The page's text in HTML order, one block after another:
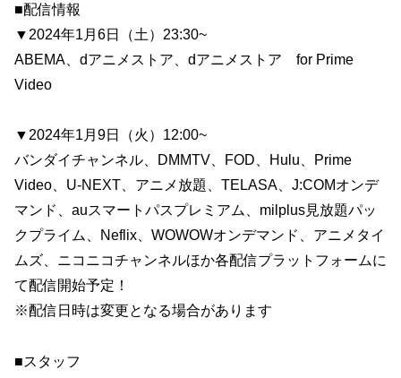
■配信情報
▼2024年1月6日（土）23:30~
ABEMA、dアニメストア、dアニメストア for Prime
Video
▼2024年1月9日（火）12:00~
バンダイチャンネル、DMMTV、FOD、Hulu、Prime
Video、U-NEXT、アニメ放題、TELASA、J:COMオンデ
マンド、auスマートパスプレミアム、milplus見放題パッ
クプライム、Neflix、WOWOWオンデマンド、アニメタイ
ムズ、ニコニコチャンネルほか各配信プラットフォームに
て配信開始予定！
※配信日時は変更となる場合があります
■スタッフ